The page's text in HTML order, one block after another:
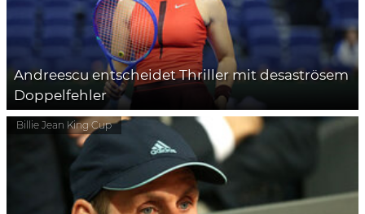
Andreescu entscheidet Thriller mit desaströsem
Doppelfehler
Billie Jean King Cup